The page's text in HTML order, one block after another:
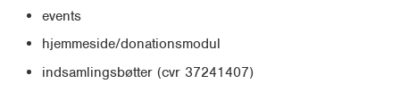
events
hjemmeside/donationsmodul
indsamlingsbøtter (cvr 37241407)